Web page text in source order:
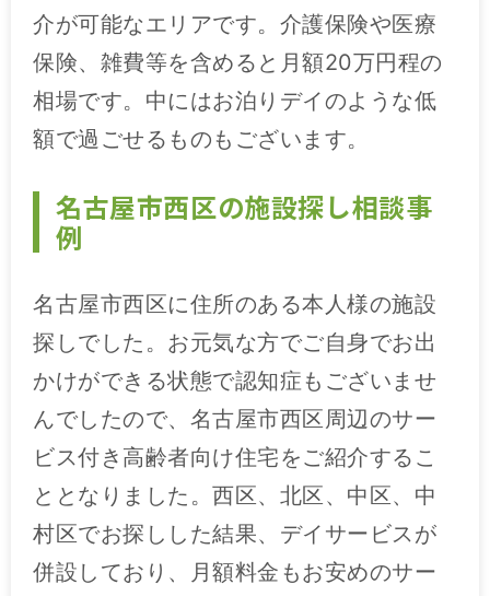
介が可能なエリアです。介護保険や医療
保険、雑費等を含めると月額20万円程の
相場です。中にはお泊りデイのような低
額で過ごせるものもございます。
名古屋市西区の施設探し相談事
例
名古屋市西区に住所のある本人様の施設
探しでした。お元気な方でご自身でお出
かけができる状態で認知症もございませ
んでしたので、名古屋市西区周辺のサー
ビス付き高齢者向け住宅をご紹介するこ
ととなりました。西区、北区、中区、中
村区でお探しした結果、デイサービスが
併設しており、月額料金もお安めのサー